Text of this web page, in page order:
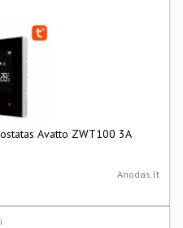
Avatto ZWT100 3A
Anodas.lt